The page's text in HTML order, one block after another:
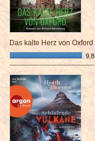
Das kalte Herz von Oxford
9,8
¯¯¯¯¯¯¯¯¯¯¯¯¯¯¯¯¯¯¯¯¯¯¯¯